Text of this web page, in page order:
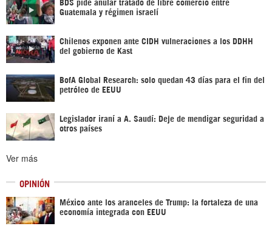
BDS pide anular tratado de libre comercio entre
Guatemala y régimen israelí
Chilenos exponen ante CIDH vulneraciones a los DDHH
del gobierno de Kast
BofA Global Research: solo quedan 43 días para el fin del
petróleo de EEUU
Legislador iraní a A. Saudí: Deje de mendigar seguridad a
otros países
Ver más
OPINIÓN
México ante los aranceles de Trump: la fortaleza de una
economía integrada con EEUU